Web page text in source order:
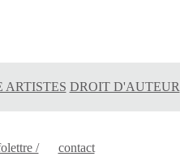
ARTISTES DROIT D'AUTEUR
/ contact